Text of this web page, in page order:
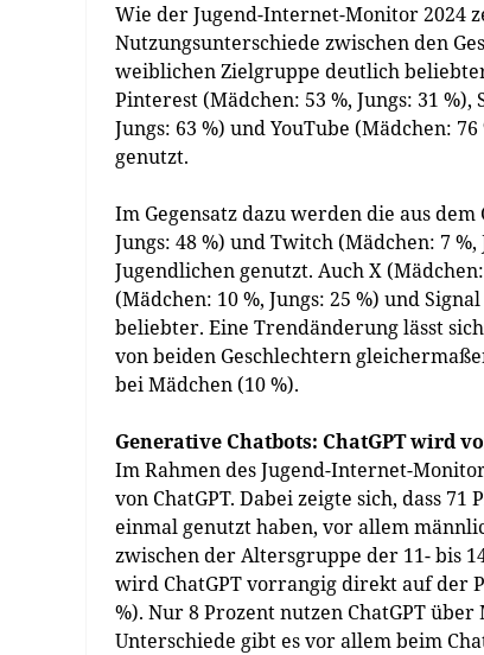
Wie der Jugend-Internet-Monitor 2024
Nutzungsunterschiede zwischen den
weiblichen Zielgruppe deutlich
Pinterest (Mädchen: 53 %, Jungs: 31
Jungs: 63 %) und YouTube (Mädchen:
genutzt.
Im Gegensatz dazu werden die aus
Jungs: 48 %) und Twitch (Mädchen: 7
Jugendlichen genutzt. Auch X
(Mädchen: 10 %, Jungs: 25 %) und
beliebter. Eine Trendänderung lässt
von beiden Geschlechtern
bei Mädchen (10 %).
Generative Chatbots: ChatGPT wird
Im Rahmen des Jugend-Internet-
von ChatGPT. Dabei zeigte sich, dass
einmal genutzt haben, vor allem
zwischen der Altersgruppe der 11- bis
wird ChatGPT vorrangig direkt auf der
%). Nur 8 Prozent nutzen ChatGPT
Unterschiede gibt es vor allem beim